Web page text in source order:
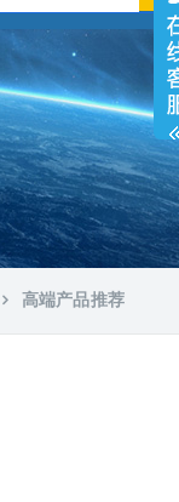
高端产品推荐